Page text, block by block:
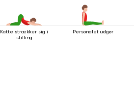
Katte strækker sig i
stilling
Personalet udgør